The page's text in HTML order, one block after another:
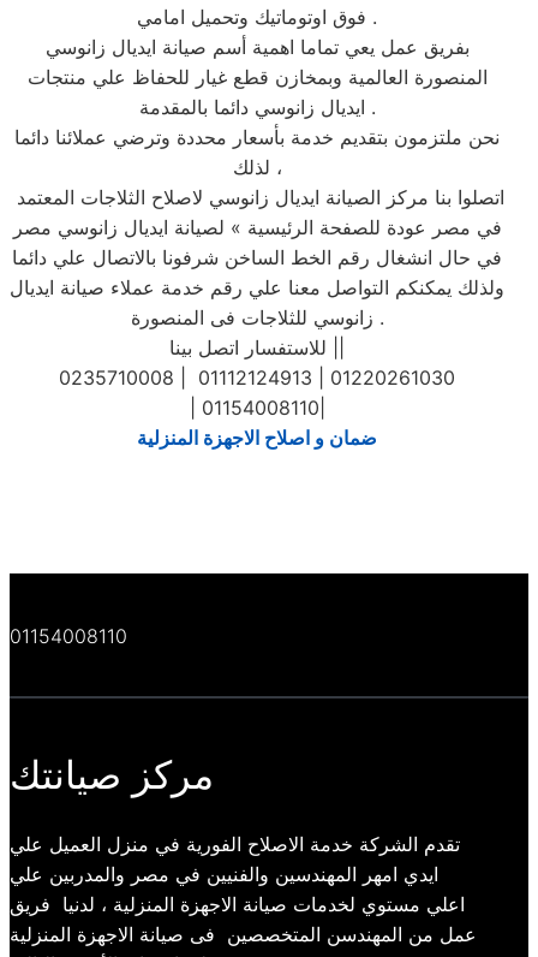
فوق اوتوماتيك وتحميل امامي .
بفريق عمل يعي تماما اهمية أسم صيانة ايديال زانوسي
المنصورة العالمية وبمخازن قطع غيار للحفاظ علي منتجات
ايديال زانوسي دائما بالمقدمة .
نحن ملتزمون بتقديم خدمة بأسعار محددة وترضي عملائنا دائما
لذلك ،
في مصر عودة للصفحة الرئيسية » لصيانة ايديال زانوسي مصر
في حال انشغال رقم الخط الساخن شرفونا بالاتصال علي دائما
ولذلك يمكنكم التواصل معنا علي رقم خدمة عملاء صيانة ايديال
زانوسي للثلاجات فى المنصورة .
0235710008 | 01112124913 | 01220261030
| 01154008110|
ضمان و اصلاح الاجهزة المنزلية
01154008110
مركز صيانتك
تقدم الشركة خدمة الاصلاح الفورية في منزل العميل علي
ايدي امهر المهندسين والفنيين في مصر والمدربين علي
اعلي مستوي لخدمات صيانة الاجهزة المنزلية ، لدنيا فريق
عمل من المهندسن المتخصصين فى صيانة الاجهزة المنزلية